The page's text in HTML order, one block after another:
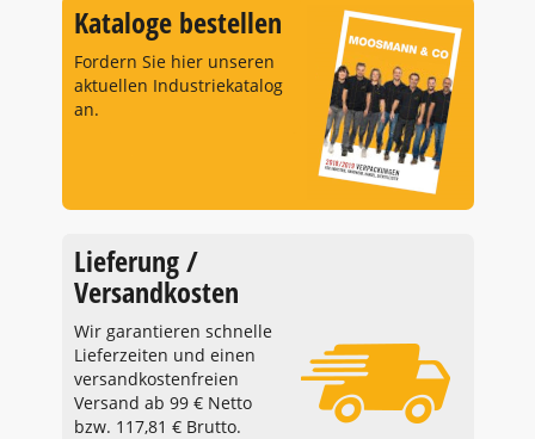
Kataloge bestellen
Fordern Sie hier unseren
aktuellen Industriekatalog
an.
Lieferung /
Versandkosten
Wir garantieren schnelle
Lieferzeiten und einen
versandkostenfreien
Versand ab 99 € Netto
bzw. 117,81 € Brutto.